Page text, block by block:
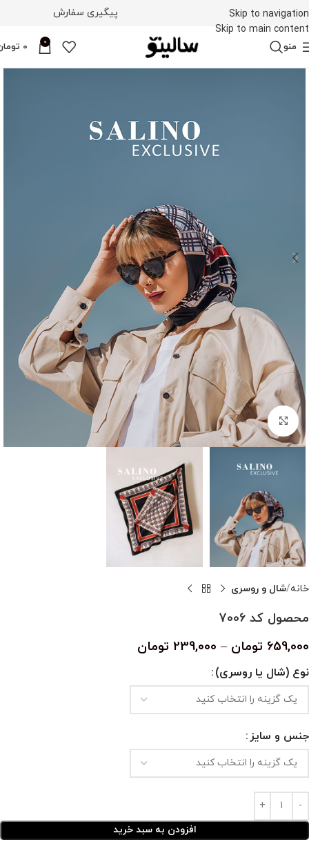
Skip to navigation
Skip to main content
پیگیری سفارش
منو 0
0
بزرگنمایی تصویر
خانه شال و روسری
محصول کد 7006
659,000 تومان –
239,000 تومان
نوع (شال یا روسری)
جنس و سایز
افزودن به سبد خرید